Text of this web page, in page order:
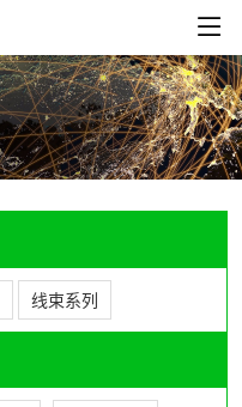
线束系列